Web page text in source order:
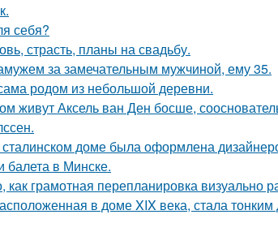
себя?
страсть, планы на свадьбу.
за замечательным мужчиной, ему 35.
родом из небольшой деревни.
живут Аксель ван Ден босше,
сталинском доме была оформлена
балета в Минске.
как грамотная перепланировка визуально
в доме XIX века, стала